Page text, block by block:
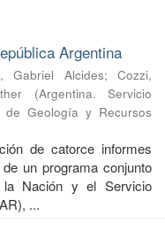
Argentina
Gabriel Alcides;Cozzi,
(Argentina. Servicio
de Geología y Recursos
de catorce informes
un programa conjunto
Nación y el Servicio
...